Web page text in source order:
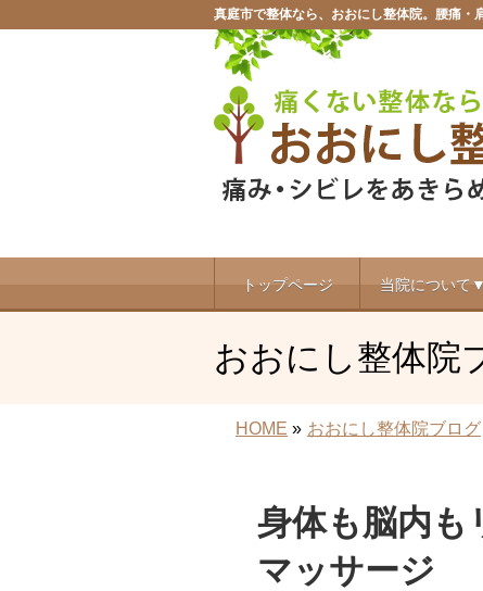
真庭市で整体なら、おおにし整体院。腰痛・
トップページ 当院について▼
おおにし整体院
HOME » おおにし整体院ブログ
身体も脳内も
マッサージ